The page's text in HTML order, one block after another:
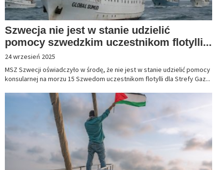
Szwecja nie jest w stanie udzielić
pomocy szwedzkim uczestnikom flotylli...
24 wrzesień 2025
MSZ Szwecji oświadczyło w środę, że nie jest w stanie udzielić pomocy
konsularnej na morzu 15 Szwedom uczestnikom flotylli dla Strefy Gaz...